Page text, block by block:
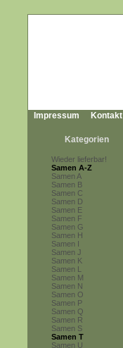
Impressum Kontakt
Kategorien
Wieder lieferbar!
Samen A-Z
Samen A
Samen B
Samen C
Samen D
Samen E
Samen F
Samen G
Samen H
Samen I
Samen J
Samen K
Samen L
Samen M
Samen N
Samen O
Samen P
Samen Q
Samen R
Samen S
Samen T
Samen U